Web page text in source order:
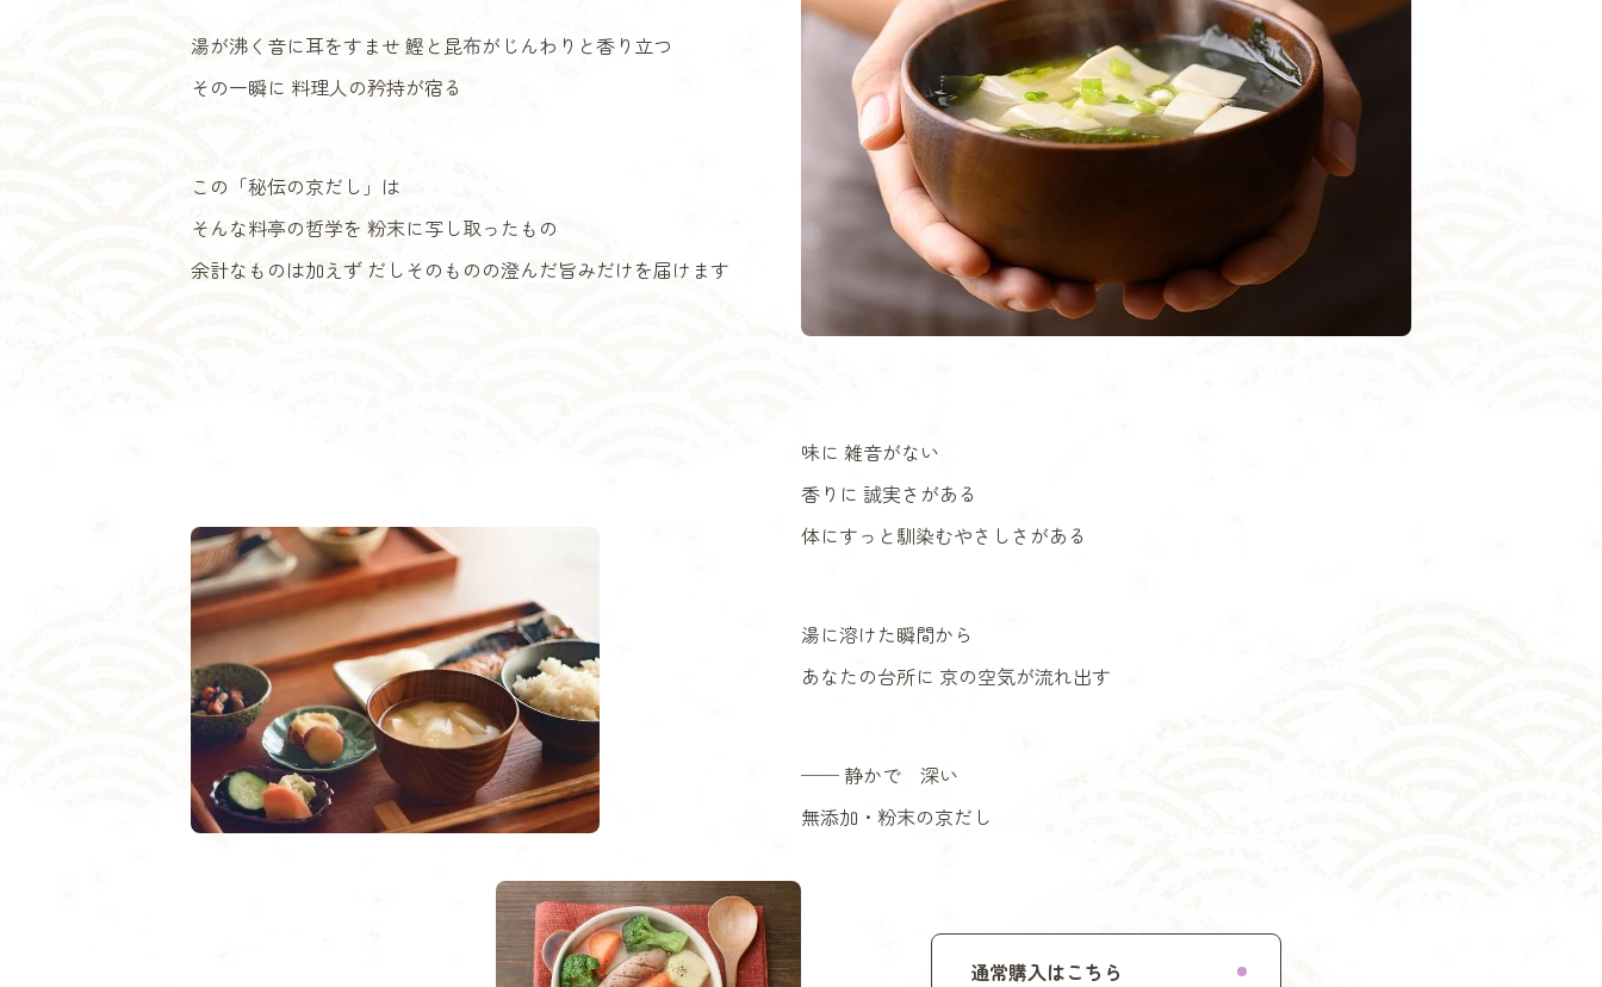
湯が沸く音に耳をすませ 鰹と昆布がじんわりと香り立つ
その一瞬に 料理人の矜持が宿る
この「秘伝の京だし」は
そんな料亭の哲学を 粉末に写し取ったもの
余計なものは加えず だしそのものの澄んだ旨みだけを届けます
味に 雑音がない
香りに 誠実さがある
体にすっと馴染むやさしさがある
湯に溶けた瞬間から
あなたの台所に 京の空気が流れ出す
── 静かで 深い
無添加・粉末の京だし
通常購入はこちら